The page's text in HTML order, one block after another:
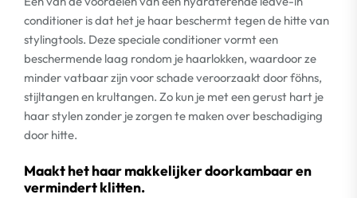
conditioner is dat het je haar beschermt tegen de hitte van
stylingtools. Deze speciale conditioner vormt een
beschermende laag rondom je haarlokken, waardoor ze
minder vatbaar zijn voor schade veroorzaakt door föhns,
stijltangen en krultangen. Zo kun je met een gerust hart je
haar stylen zonder je zorgen te maken over beschadiging
door hitte.
Maakt het haar makkelijker doorkambaar en
vermindert klitten.